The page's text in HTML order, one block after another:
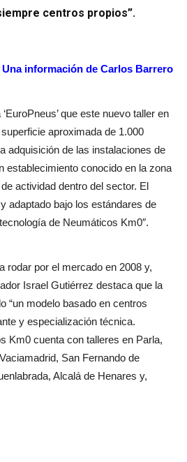
centros propios”.
Una información de Carlos Barrero
que este nuevo taller en
aproximada de 1.000
adquisición de las instalaciones de
establecimiento conocido en la zona
actividad dentro del sector. El
adaptado bajo los estándares de
de Neumáticos Km0″.
rodar por el mercado en 2008 y,
Israel Gutiérrez destaca que la
“un modelo basado en centros
y especialización técnica.
Km0 cuenta con talleres en Parla,
San Fernando de
Alcalá de Henares y,